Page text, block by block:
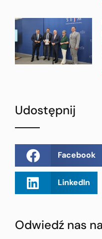
Udostępnij
Facebook
LinkedIn
Odwiedź nas na